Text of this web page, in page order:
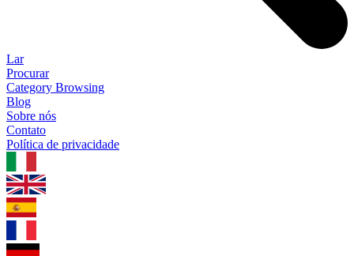
Lar
Procurar
Category Browsing
Blog
Sobre nós
Contato
Política de privacidade